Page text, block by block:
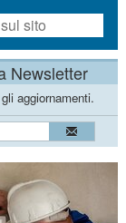
Newsletter
aggiornamenti.